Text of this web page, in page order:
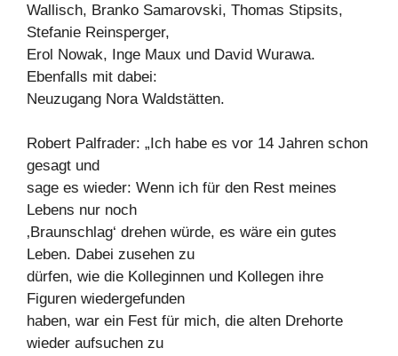
Wallisch, Branko Samarovski, Thomas Stipsits,
Stefanie Reinsperger,
Erol Nowak, Inge Maux und David Wurawa.
Ebenfalls mit dabei:
Neuzugang Nora Waldstätten.
Robert Palfrader: „Ich habe es vor 14 Jahren schon
gesagt und
sage es wieder: Wenn ich für den Rest meines
Lebens nur noch
‚Braunschlag‘ drehen würde, es wäre ein gutes
Leben. Dabei zusehen zu
dürfen, wie die Kolleginnen und Kollegen ihre
Figuren wiedergefunden
haben, war ein Fest für mich, die alten Drehorte
wieder aufsuchen zu